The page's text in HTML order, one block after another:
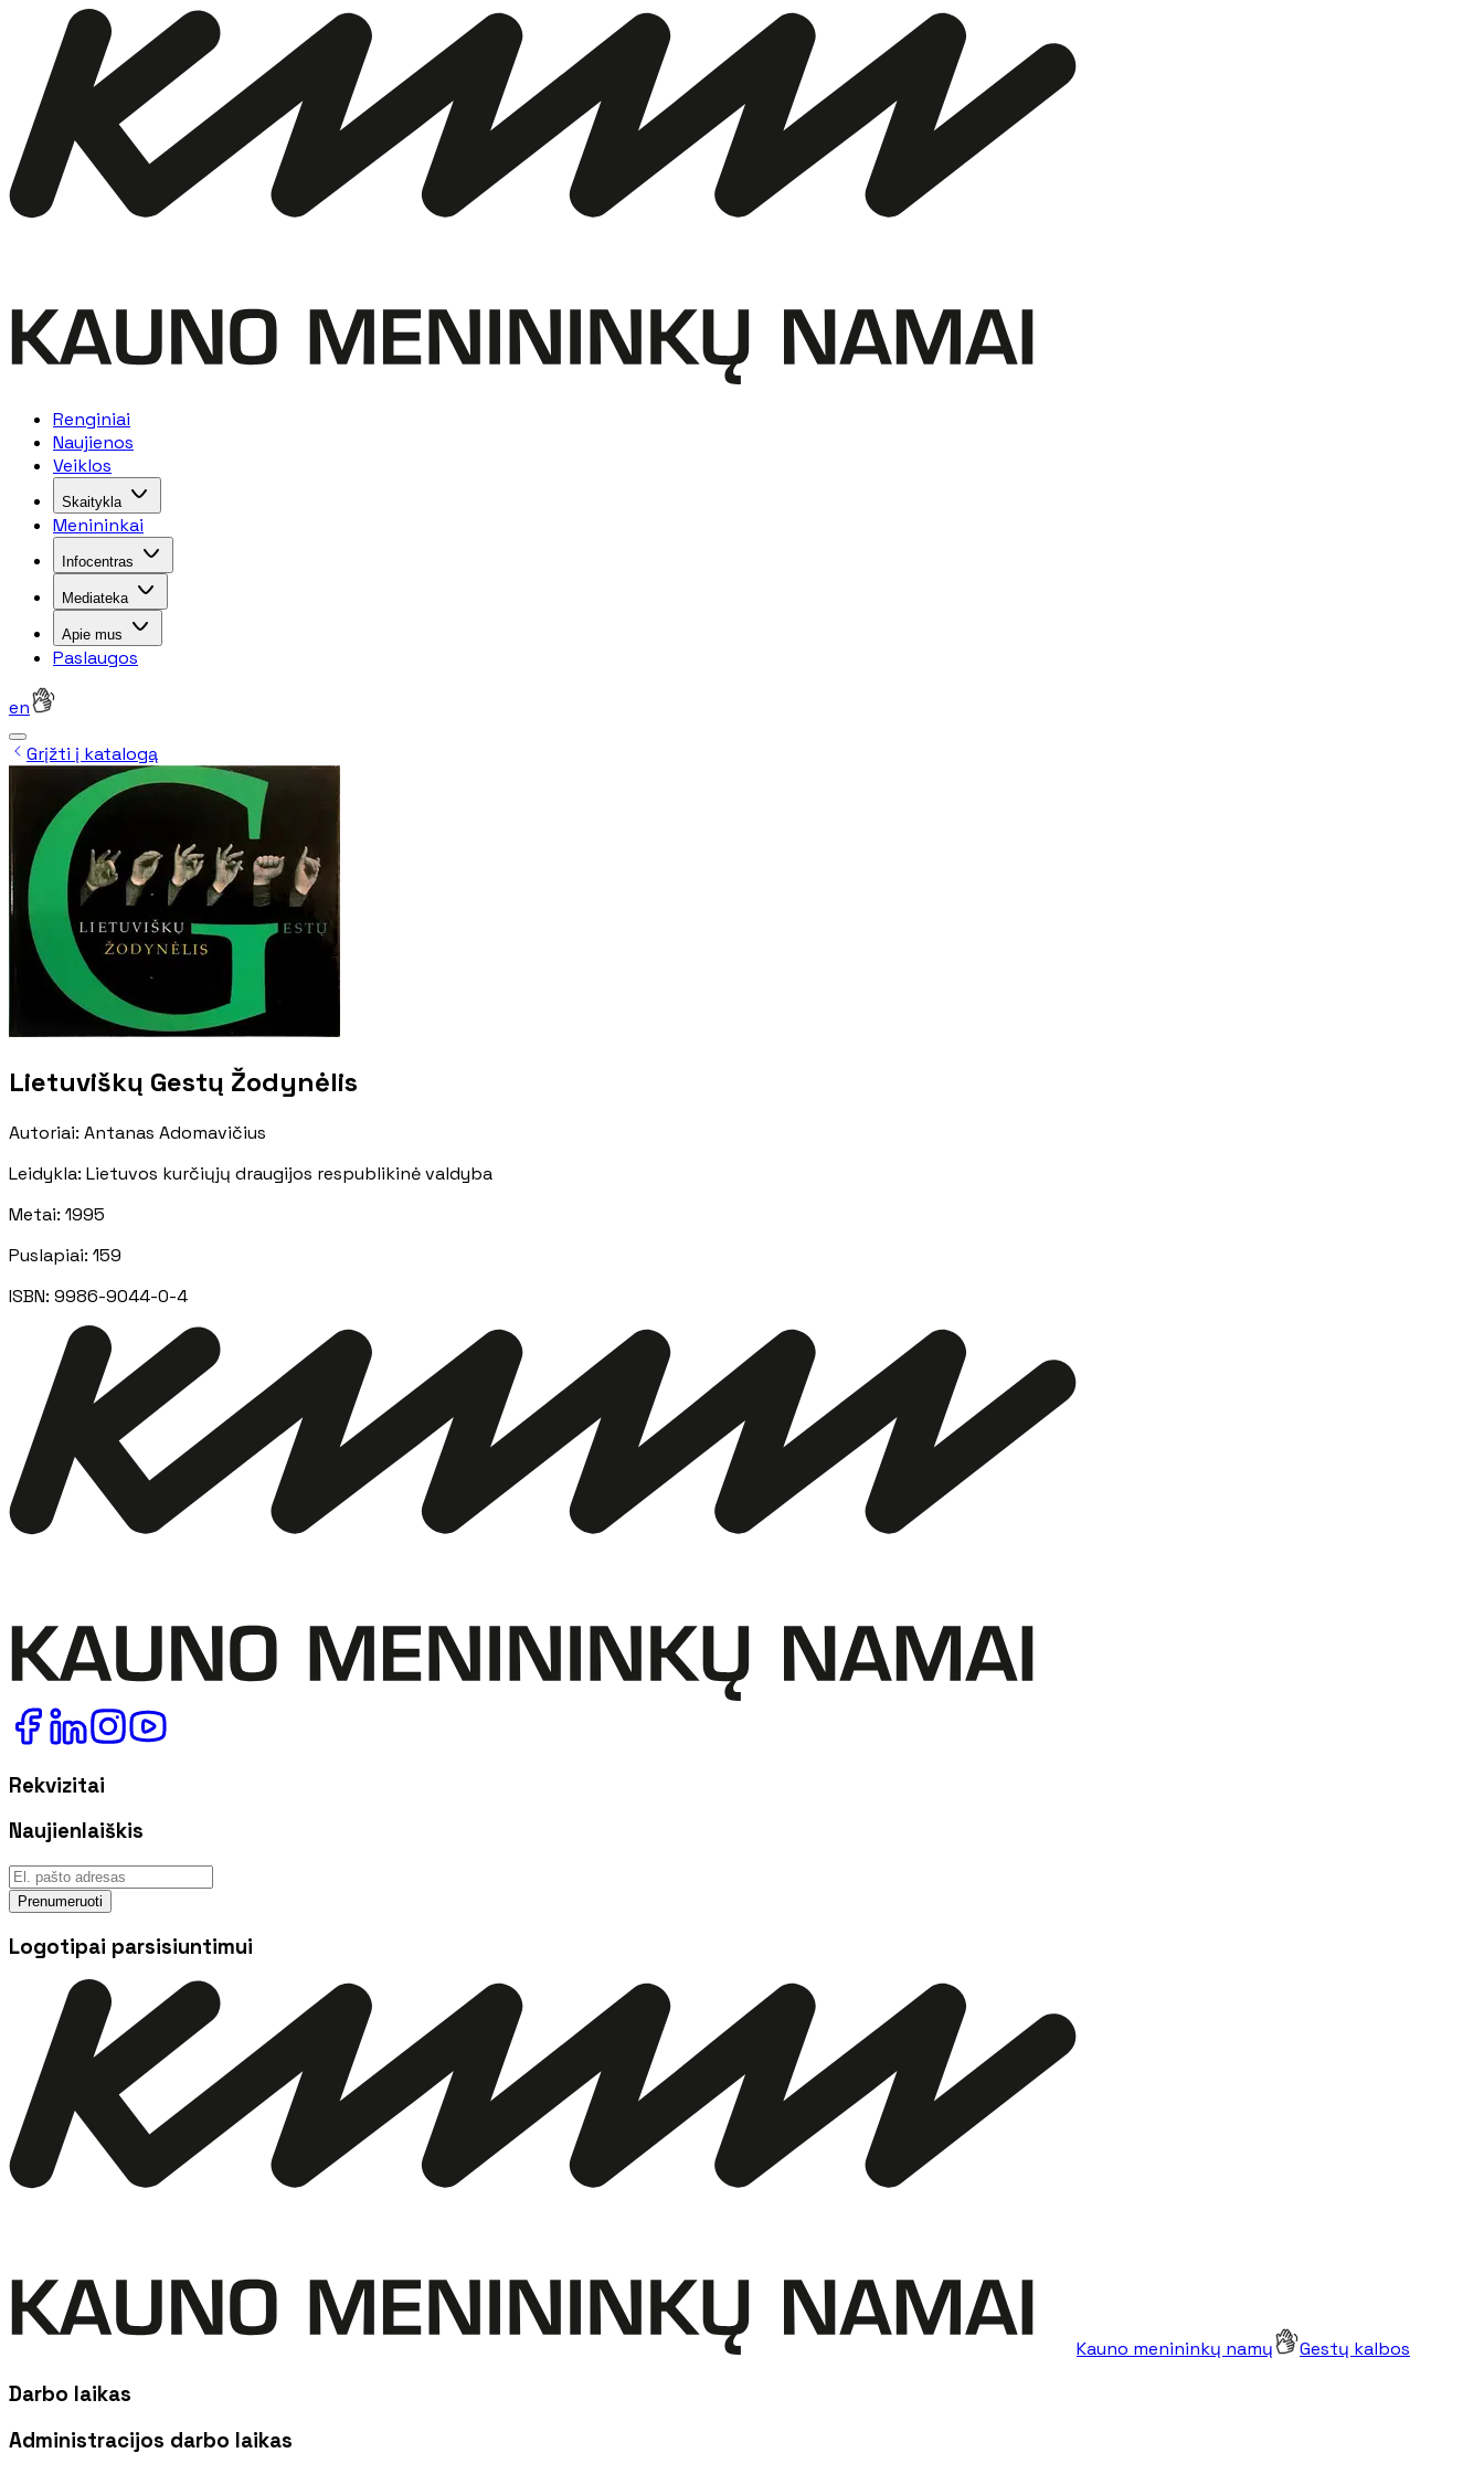
Renginiai
Naujienos
Veiklos
Skaitykla
Menininkai
Infocentras
Mediateka
Apie mus
Paslaugos
en
Grįžti į katalogą
Lietuviškų Gestų Žodynėlis
Autoriai: Antanas Adomavičius
Leidykla: Lietuvos kurčiųjų draugijos respublikinė valdyba
Metai: 1995
Puslapiai: 159
ISBN: 9986-9044-0-4
Rekvizitai
Naujienlaiškis
Prenumeruoti
Logotipai parsisiuntimui
Kauno menininkų namų Gestų kalbos
Darbo laikas
Administracijos darbo laikas